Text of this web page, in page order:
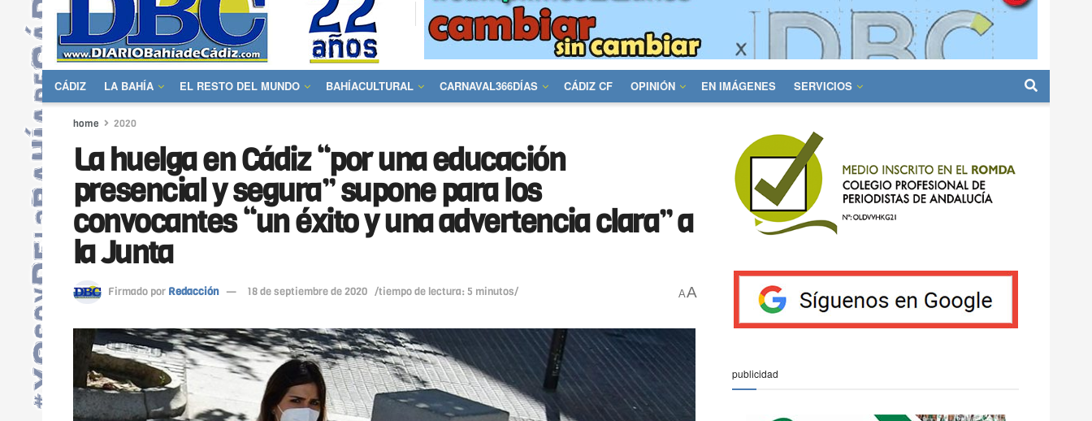
CÁDIZ LA BAHÍA EL RESTO DEL MUNDO BAHÍACULTURAL CARNAVAL366DÍAS CÁDIZ CF OPINIÓN EN IMÁGENES SERVICIOS
home 2020
La huelga en Cádiz “por una educación
presencial y segura” supone para los
convocantes “un éxito y una advertencia clara” a
la Junta
Firmado por Redacción 18 de septiembre de 2020 /tiempo de lectura: 5 minutos/ AA
publicidad